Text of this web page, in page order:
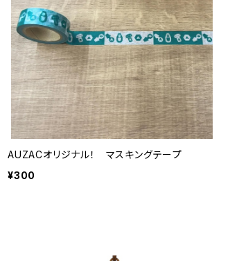
AUZACオリジナル！ マスキングテープ
¥300